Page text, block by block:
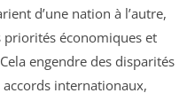
d’une nation à l’autre,
économiques et
engendre des disparités
accords internationaux,